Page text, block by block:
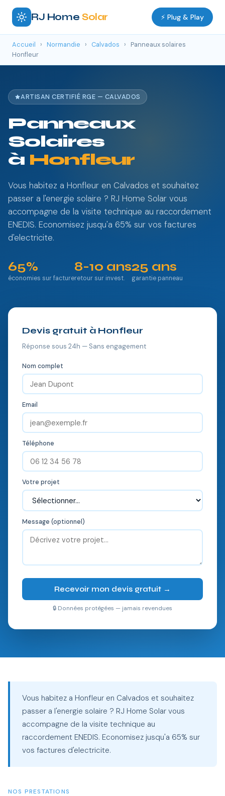
RJ Home Solar ⚡ Plug & Play
Accueil › Normandie › Calvados ›
Panneaux solaires
Honfleur
ARTISAN CERTIFIÉ RGE — CALVADOS
Panneaux
Solaires
à Honfleur
Vous habitez a Honfleur en Calvados et souhaitez
passer a l'energie solaire ? RJ Home Solar vous
accompagne de la visite technique au raccordement
ENEDIS. Economisez jusqu'a 65% sur vos factures
d'electricite.
65%
économies sur facture
8-10 ans
retour sur invest.
25 ans
garantie panneau
Devis gratuit à Honfleur
Réponse sous 24h — Sans engagement
Nom complet
Email
Téléphone
Votre projet
Message (optionnel)
Recevoir mon devis gratuit →
🔒 Données protégées — jamais revendues
Vous habitez a Honfleur en Calvados et souhaitez
passer a l'energie solaire ? RJ Home Solar vous
accompagne de la visite technique au
raccordement ENEDIS. Economisez jusqu'a 65% sur
vos factures d'electricite.
NOS PRESTATIONS